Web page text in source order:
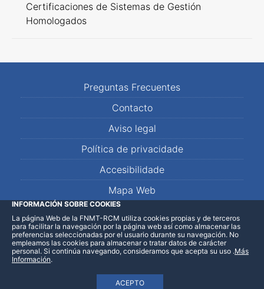
Certificaciones de Sistemas de Gestión
Homologados
Preguntas Frecuentes
Contacto
Aviso legal
Política de privacidade
Accesibilidade
Mapa Web
LinkedInFacebookWhatsApp
INFORMACIÓN SOBRE COOKIES
La página Web de la FNMT-RCM utiliza cookies propias y de terceros
para facilitar la navegación por la página web así como almacenar las
preferencias seleccionadas por el usuario durante su navegación. No
empleamos las cookies para almacenar o tratar datos de carácter
personal. Si continúa navegando, consideramos que acepta su uso
ACEPTO
.Más
Información.